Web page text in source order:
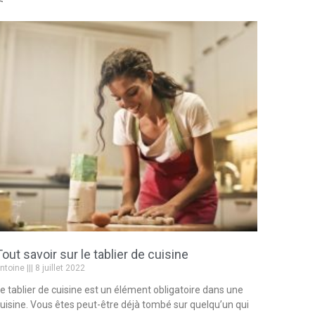
savoir sur le tablier de cuisine
8 juillet 2022
tablier de cuisine est un élément obligatoire dans une
Vous êtes peut-être déjà tombé sur quelqu’un qui